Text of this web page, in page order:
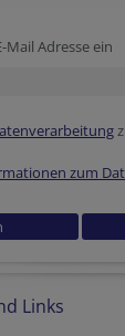
Mail Adresse ein
zum
Links